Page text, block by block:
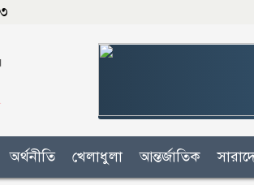
অর্থনীতি খেলাধুলা আন্তর্জাতিক